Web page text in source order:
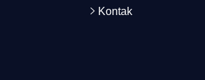
Kontak